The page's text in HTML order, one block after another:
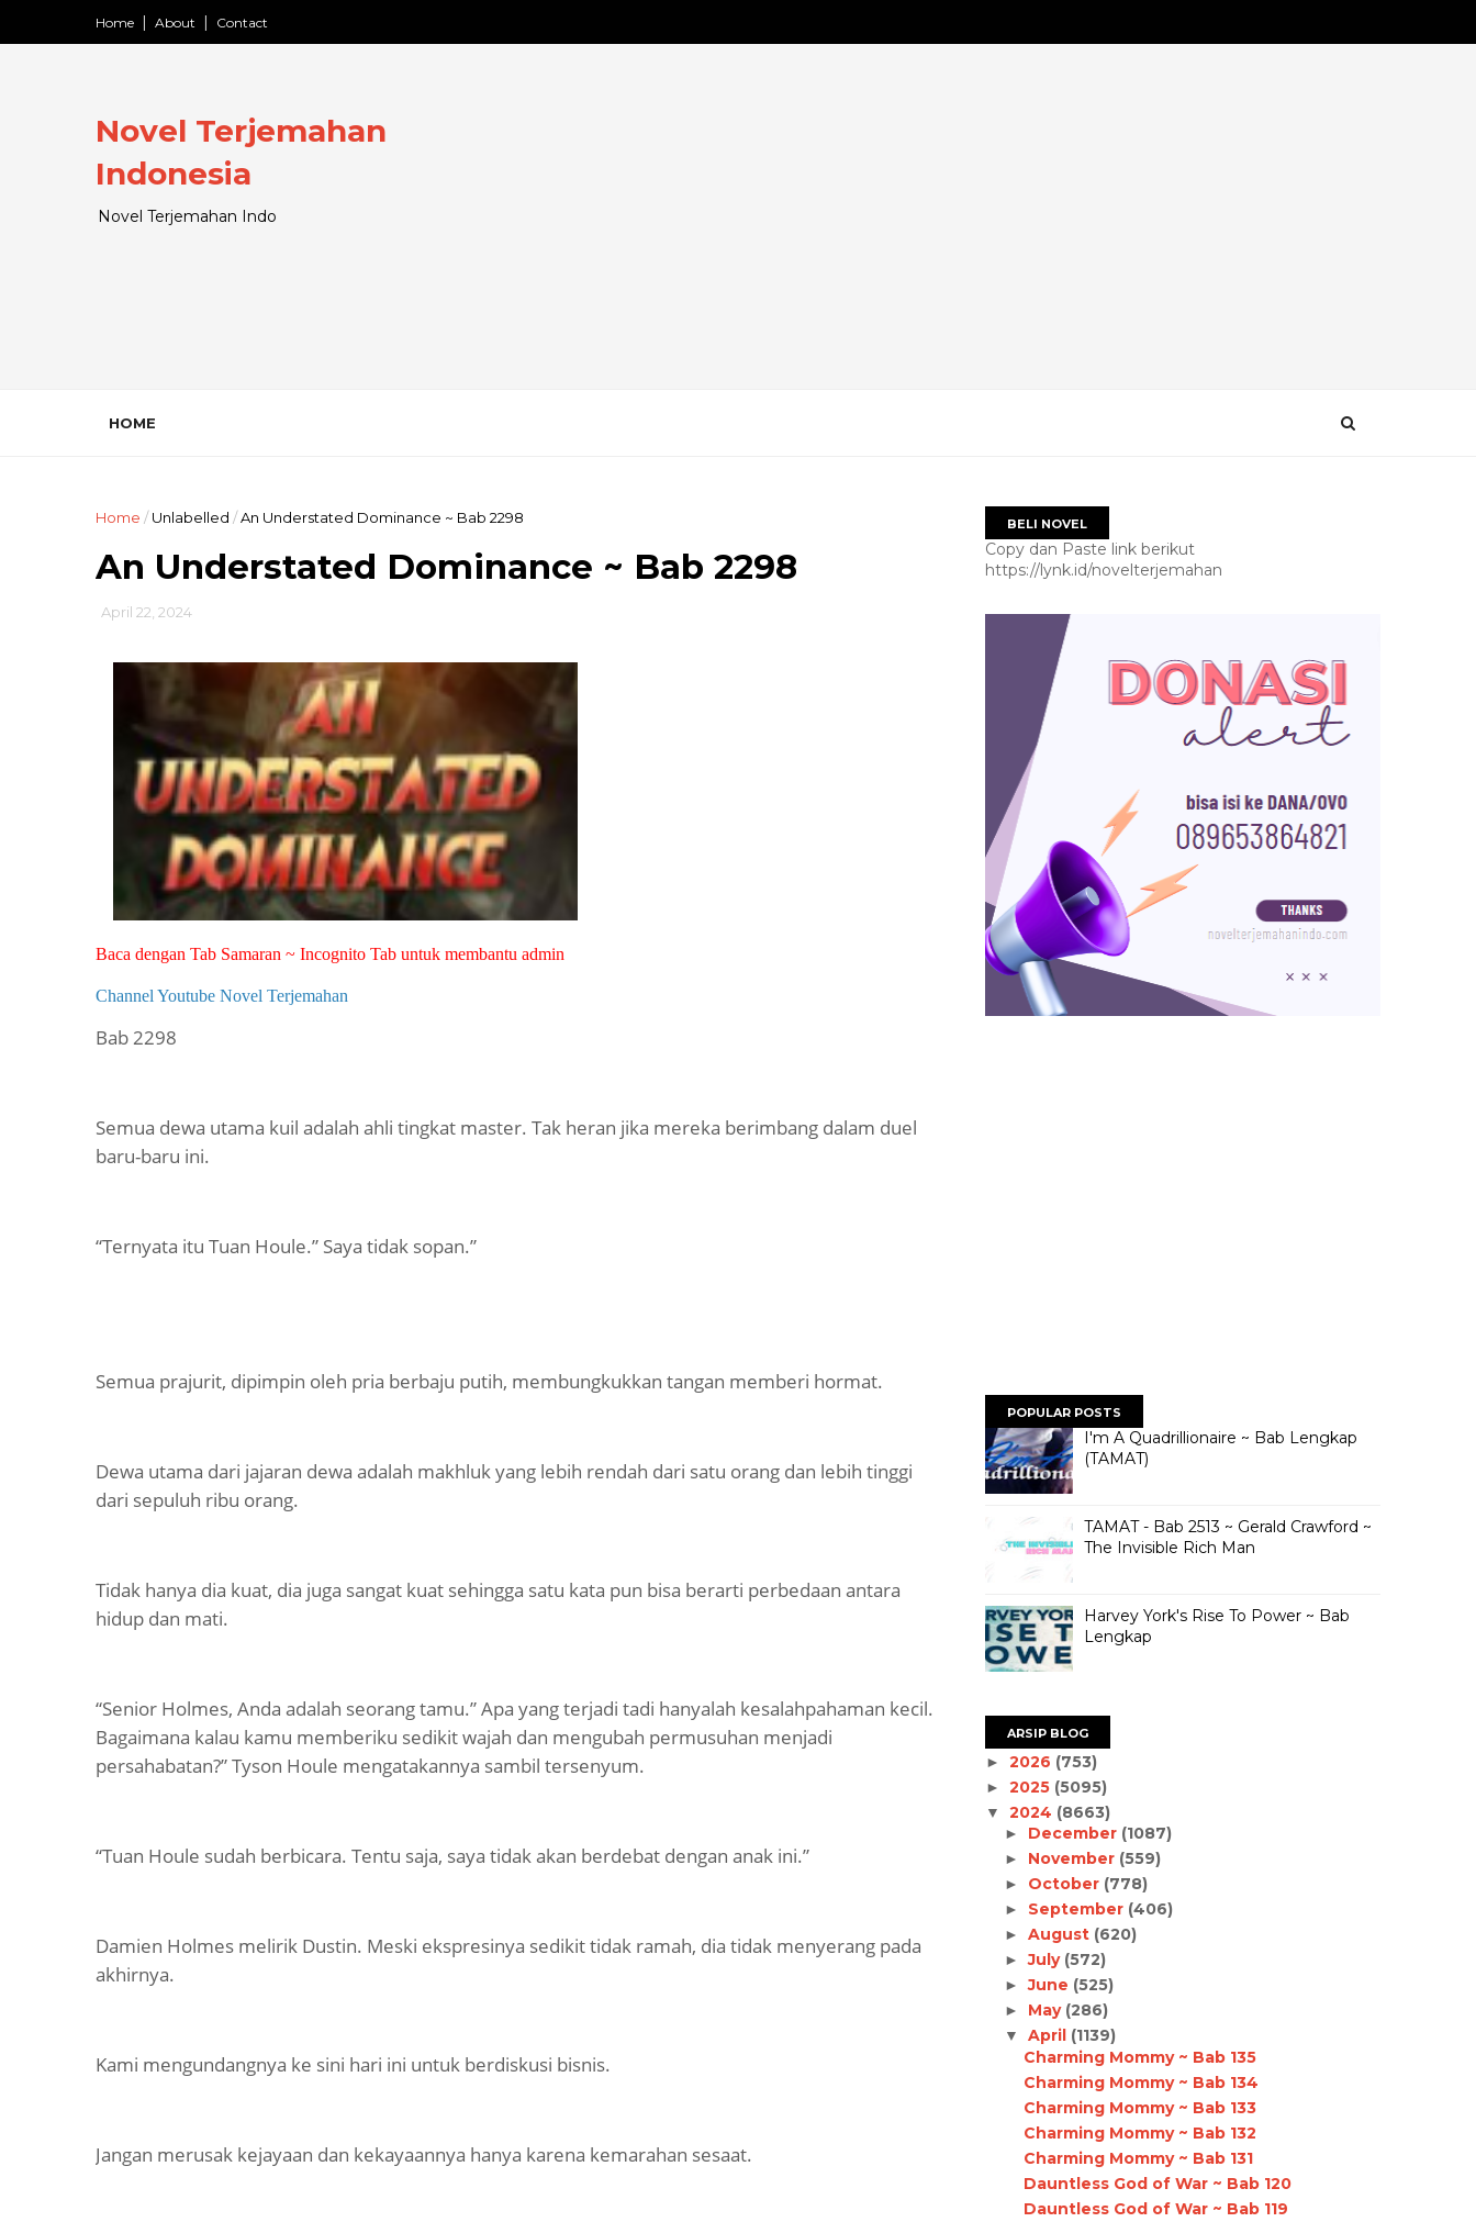
Home About Contact
Novel Terjemahan
Indonesia
Novel Terjemahan Indo
HOME
Home /Unlabelled /An Understated Dominance ~ Bab 2298
An Understated Dominance ~ Bab 2298
April 22, 2024
Baca dengan Tab Samaran ~ Incognito Tab untuk membantu admin
Channel Youtube Novel Terjemahan
Bab 2298
Semua dewa utama kuil adalah ahli tingkat master. Tak heran jika mereka berimbang dalam duel
baru-baru ini.
“Ternyata itu Tuan Houle.” Saya tidak sopan.”
Semua prajurit, dipimpin oleh pria berbaju putih, membungkukkan tangan memberi hormat.
Dewa utama dari jajaran dewa adalah makhluk yang lebih rendah dari satu orang dan lebih tinggi
dari sepuluh ribu orang.
Tidak hanya dia kuat, dia juga sangat kuat sehingga satu kata pun bisa berarti perbedaan antara
hidup dan mati.
“Senior Holmes, Anda adalah seorang tamu.” Apa yang terjadi tadi hanyalah kesalahpahaman kecil.
Bagaimana kalau kamu memberiku sedikit wajah dan mengubah permusuhan menjadi
persahabatan?” Tyson Houle mengatakannya sambil tersenyum.
“Tuan Houle sudah berbicara. Tentu saja, saya tidak akan berdebat dengan anak ini.”
Damien Holmes melirik Dustin. Meski ekspresinya sedikit tidak ramah, dia tidak menyerang pada
akhirnya.
Kami mengundangnya ke sini hari ini untuk berdiskusi bisnis.
Jangan merusak kejayaan dan kekayaannya hanya karena kemarahan sesaat.
BELI NOVEL
Copy dan Paste link berikut
https://lynk.id/novelterjemahan
POPULAR POSTS
I'm A Quadrillionaire ~ Bab Lengkap
(TAMAT)
TAMAT - Bab 2513 ~ Gerald Crawford ~
The Invisible Rich Man
Harvey York's Rise To Power ~ Bab
Lengkap
ARSIP BLOG
► 2026 (753)
► 2025 (5095)
▼ 2024 (8663)
► December (1087)
► November (559)
► October (778)
► September (406)
► August (620)
►July (572)
►June (525)
► May (286)
▼ April (1139)
Charming Mommy ~ Bab 135
Charming Mommy ~ Bab 134
Charming Mommy ~ Bab 133
Charming Mommy ~ Bab 132
Charming Mommy ~ Bab 131
Dauntless God of War ~ Bab 120
Dauntless God of War ~ Bab 119